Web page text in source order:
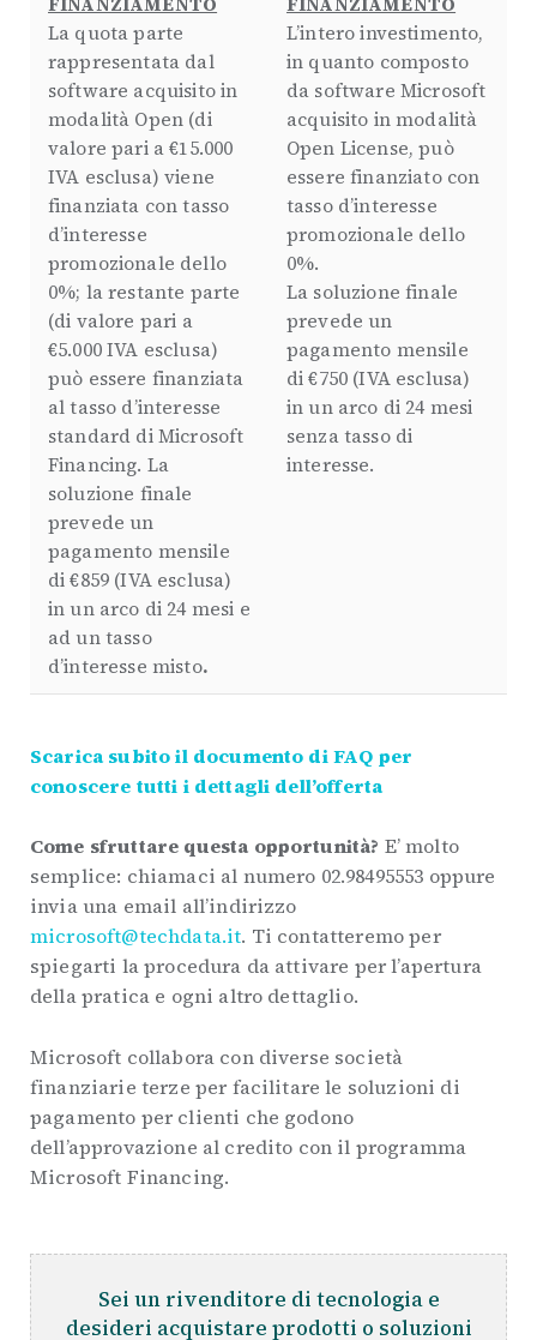
La quota parte
rappresentata dal
software acquisito in
modalità Open (di
valore pari a €15.000
IVA esclusa) viene
finanziata con tasso
d’interesse
promozionale dello
0%; la restante parte
(di valore pari a
€5.000 IVA esclusa)
può essere finanziata
al tasso d’interesse
standard di Microsoft
Financing. La
soluzione finale
prevede un
pagamento mensile
di €859 (IVA esclusa)
in un arco di 24 mesi e
ad un tasso
d’interesse misto.
L’intero investimento,
in quanto composto
da software Microsoft
acquisito in modalità
Open License, può
essere finanziato con
tasso d’interesse
promozionale dello
0%.
La soluzione finale
prevede un
pagamento mensile
di €750 (IVA esclusa)
in un arco di 24 mesi
senza tasso di
interesse.
Scarica subito il documento di FAQ per
conoscere tutti i dettagli dell’offerta
Come sfruttare questa opportunità? E’ molto
semplice: chiamaci al numero 02.98495553 oppure
invia una email all’indirizzo
microsoft@techdata.it. Ti contatteremo per
spiegarti la procedura da attivare per l’apertura
della pratica e ogni altro dettaglio.
Microsoft collabora con diverse società
finanziarie terze per facilitare le soluzioni di
pagamento per clienti che godono
dell’approvazione al credito con il programma
Microsoft Financing.
Sei un rivenditore di tecnologia e
desideri acquistare prodotti o soluzioni